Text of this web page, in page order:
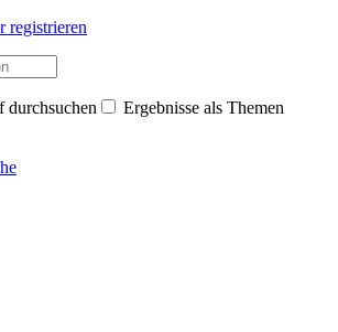
registrieren
durchsuchen
Ergebnisse als Themen